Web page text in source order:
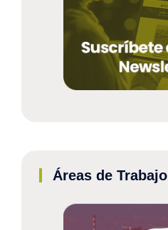
Áreas de Trabajo